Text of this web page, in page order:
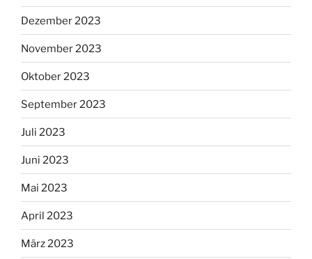
Dezember 2023
November 2023
Oktober 2023
September 2023
Juli 2023
Juni 2023
Mai 2023
April 2023
März 2023